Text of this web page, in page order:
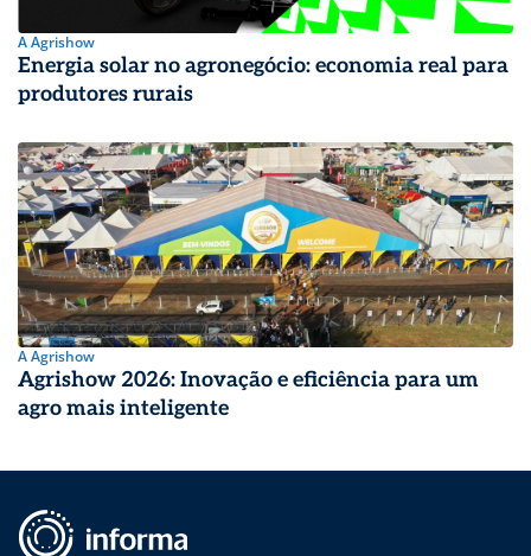
A Agrishow
Energia solar no agronegócio: economia real para
produtores rurais
A Agrishow
Agrishow 2026: Inovação e eficiência para um
agro mais inteligente